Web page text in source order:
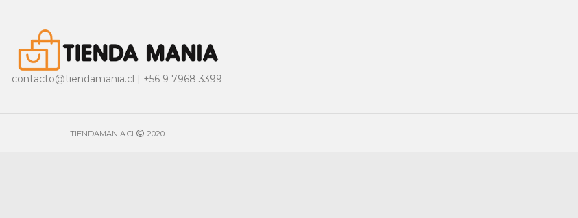
contacto@tiendamania.cl | +56 9 7968 3399
TIENDAMANIA.CL 2020